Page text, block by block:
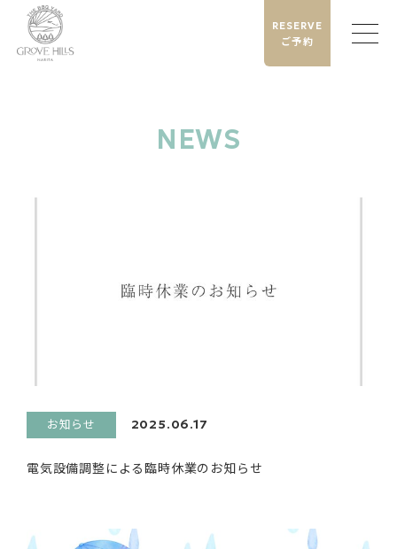
RESERVE
ご予約
NEWS
お知らせ 2025.06.17
電気設備調整による臨時休業のお知らせ